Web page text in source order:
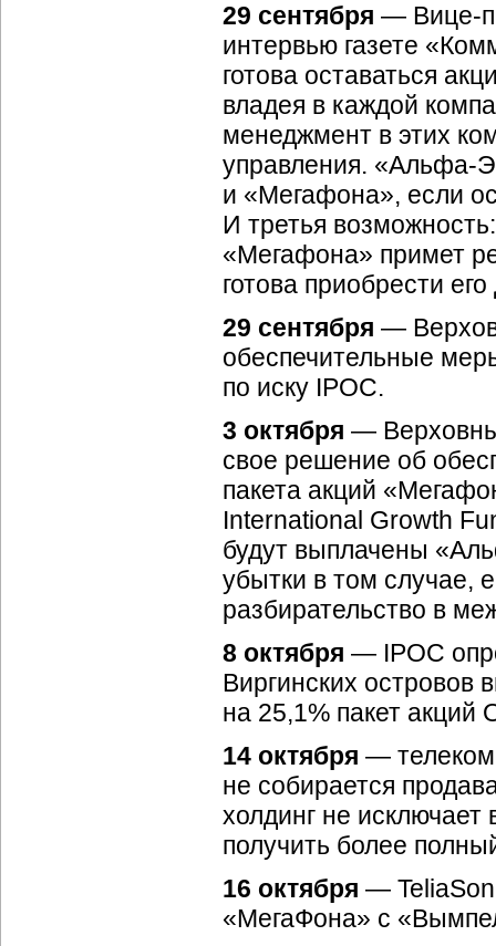
29 сентября — Вице-
интервью газете
готова оставаться
владея в каждой
менеджмент в этих
управления. «Альфа-
и «Мегафона», если
И третья
«Мегафона» примет
готова приобрести
29 сентября —
обеспечительные
по иску IPOC.
3 октября —
свое решение об
пакета акций
International Growth
будут выплачены «
убытки в том случае,
разбирательство в
8 октября — IPOC
Виргинских островов
на 25,1% пакет
14 октября —
не собирается
холдинг не исключает
получить более
16 октября —
«МегаФона» с